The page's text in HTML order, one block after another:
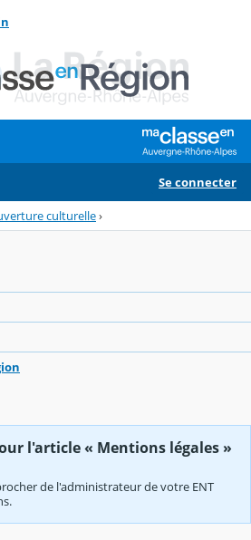
Se connecter
culturelle›
l'article « Mentions légales »
de l'administrateur de votre ENT